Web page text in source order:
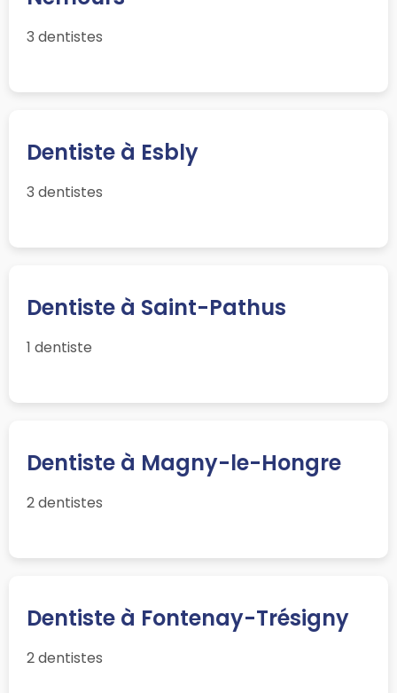
3 dentistes
Dentiste à Esbly
3 dentistes
Dentiste à Saint-Pathus
1 dentiste
Dentiste à Magny-le-Hongre
2 dentistes
Dentiste à Fontenay-Trésigny
2 dentistes